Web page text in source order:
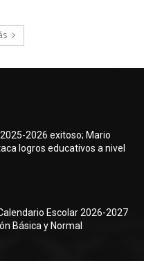
2026 exitoso; Mario
logros educativos a nivel
Escolar 2026-2027
Básica y Normal